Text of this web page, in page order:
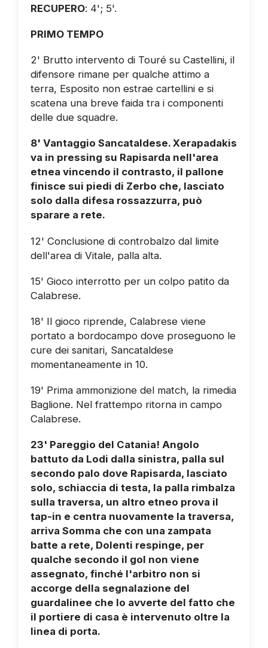
RECUPERO: 4'; 5'.
PRIMO TEMPO
2' Brutto intervento di Touré su Castellini, il
difensore rimane per qualche attimo a
terra, Esposito non estrae cartellini e si
scatena una breve faida tra i componenti
delle due squadre.
8' Vantaggio Sancataldese. Xerapadakis
va in pressing su Rapisarda nell'area
etnea vincendo il contrasto, il pallone
finisce sui piedi di Zerbo che, lasciato
solo dalla difesa rossazzurra, può
sparare a rete.
12' Conclusione di controbalzo dal limite
dell'area di Vitale, palla alta.
15' Gioco interrotto per un colpo patito da
Calabrese.
18' Il gioco riprende, Calabrese viene
portato a bordocampo dove proseguono le
cure dei sanitari, Sancataldese
momentaneamente in 10.
19' Prima ammonizione del match, la rimedia
Baglione. Nel frattempo ritorna in campo
Calabrese.
23' Pareggio del Catania! Angolo
battuto da Lodi dalla sinistra, palla sul
secondo palo dove Rapisarda, lasciato
solo, schiaccia di testa, la palla rimbalza
sulla traversa, un altro etneo prova il
tap-in e centra nuovamente la traversa,
arriva Somma che con una zampata
batte a rete, Dolenti respinge, per
qualche secondo il gol non viene
assegnato, finché l'arbitro non si
accorge della segnalazione del
guardalinee che lo avverte del fatto che
il portiere di casa è intervenuto oltre la
linea di porta.